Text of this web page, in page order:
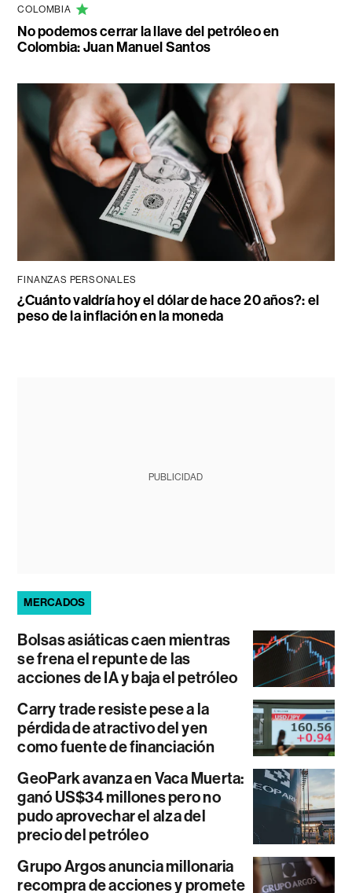
COLOMBIA
No podemos cerrar la llave del petróleo en
Colombia: Juan Manuel Santos
FINANZAS PERSONALES
¿Cuánto valdría hoy el dólar de hace 20 años?: el
peso de la inflación en la moneda
PUBLICIDAD
MERCADOS
Bolsas asiáticas caen mientras
se frena el repunte de las
acciones de IA y baja el petróleo
Carry trade resiste pese a la
pérdida de atractivo del yen
como fuente de financiación
GeoPark avanza en Vaca Muerta:
ganó US$34 millones pero no
pudo aprovechar el alza del
precio del petróleo
Grupo Argos anuncia millonaria
recompra de acciones y promete